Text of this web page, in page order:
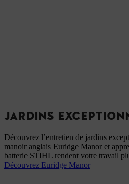
JARDINS
Découvrez l’entretien de jardins
manoir anglais Euridge Manor et
batterie STIHL rendent votre travail
Découvrez Euridge Manor